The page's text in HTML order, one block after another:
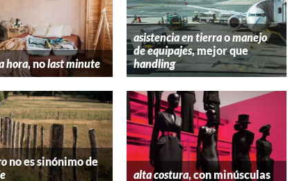
hora, nolast minute
asistencia en tierraomanejo
de equipajes, mejor que
handling
no es sinónimo de
alta costura, con minúsculas